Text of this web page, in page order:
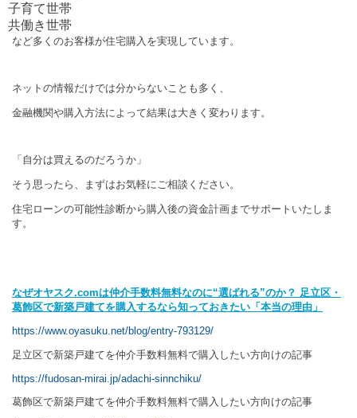
子育て世帯
共働き世帯
など多くのお客様が住宅購入を実現しています。
ネットの情報だけでは分からないことも多く、
金融機関や購入方法によって結果は大きく変わります。
「自分は買えるのだろうか」
そう思ったら、まずはお気軽にご相談ください。
住宅ローンの可能性診断から購入後の資金計画までサポートいたしま
す。
なぜオヤスク.comは仲介手数料無料なのに“選ばれる”のか？ 足立区・
葛飾区で新築戸建てを購入するなら知っておきたい「本当の理由」
https://www.oyasuku.net/blog/entry-793129/
足立区で新築戸建てを仲介手数料無料で購入したい方向けの記事
https://fudosan-mirai.jp/adachi-sinnchiku/
葛飾区で新築戸建てを仲介手数料無料で購入したい方向けの記事